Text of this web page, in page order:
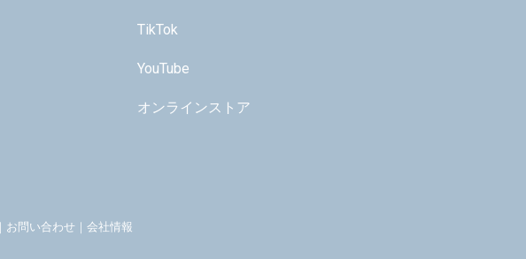
TikTok
YouTube
オンラインストア
お問い合わせ｜ 会社情報